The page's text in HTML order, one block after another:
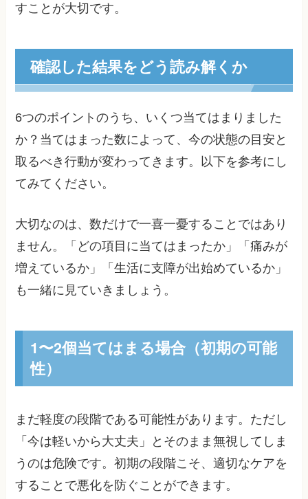
すことが大切です。
確認した結果をどう読み解くか
6つのポイントのうち、いくつ当てはまりました
か？当てはまった数によって、今の状態の目安と
取るべき行動が変わってきます。以下を参考にし
てみてください。
大切なのは、数だけで一喜一憂することではあり
ません。「どの項目に当てはまったか」「痛みが
増えているか」「生活に支障が出始めているか」
も一緒に見ていきましょう。
1〜2個当てはまる場合（初期の可能
性）
まだ軽度の段階である可能性があります。ただし
「今は軽いから大丈夫」とそのまま無視してしま
うのは危険です。初期の段階こそ、適切なケアを
することで悪化を防ぐことができます。